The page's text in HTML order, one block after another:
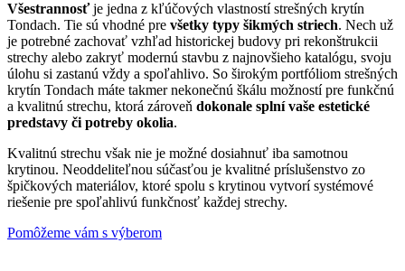
Všestrannosťje jedna z kľúčových vlastností strešných krytín
Tondach. Tie sú vhodné pre všetky typy šikmých striech. Nech už
je potrebné zachovať vzhľad historickej budovy pri rekonštrukcii
strechy alebo zakryť modernú stavbu z najnovšieho katalógu, svoju
úlohu si zastanú vždy a spoľahlivo. So širokým portfóliom strešných
krytín Tondach máte takmer nekonečnú škálu možností pre funkčnú
a kvalitnú strechu, ktorá zároveň dokonale splní vaše estetické
predstavy či potreby okolia.
Kvalitnú strechu však nie je možné dosiahnuť iba samotnou
krytinou. Neoddeliteľnou súčasťou je kvalitné príslušenstvo zo
špičkových materiálov, ktoré spolu s krytinou vytvorí systémové
riešenie pre spoľahlivú funkčnosť každej strechy.
Pomôžeme vám s výberom